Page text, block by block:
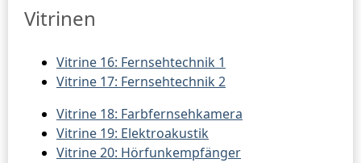
Vitrinen
Vitrine 16: Fernsehtechnik 1
Vitrine 17: Fernsehtechnik 2
Vitrine 18: Farbfernsehkamera
Vitrine 19: Elektroakustik
Vitrine 20: Hörfunkempfänger